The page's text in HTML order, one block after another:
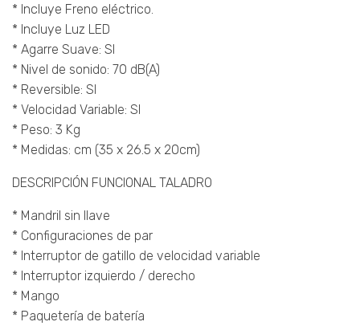
* Incluye Freno eléctrico.
* Incluye Luz LED
* Agarre Suave: SI
* Nivel de sonido: 70 dB(A)
* Reversible: SI
* Velocidad Variable: SI
* Peso: 3 Kg
* Medidas: cm (35 x 26.5 x 20cm)
DESCRIPCIÓN FUNCIONAL TALADRO
* Mandril sin llave
* Configuraciones de par
* Interruptor de gatillo de velocidad variable
* Interruptor izquierdo / derecho
* Mango
* Paquetería de batería